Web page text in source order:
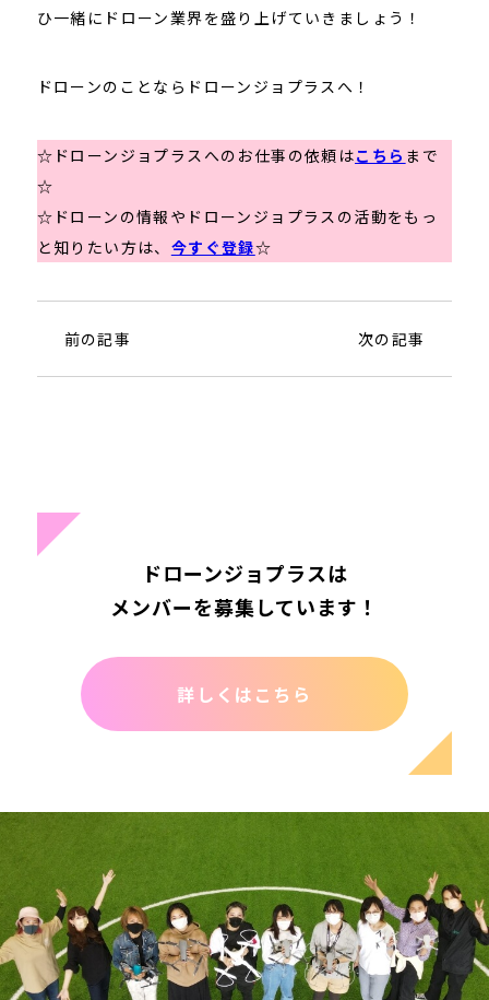
ひ一緒にドローン業界を盛り上げていきましょう！
ドローンのことならドローンジョプラスへ！
☆ドローンジョプラスへのお仕事の依頼はこちら まで
☆
☆ドローンの情報やドローンジョプラスの活動をもっ
と知りたい方は、 今すぐ登録☆
前の記事 次の記事
ドローンジョプラスは
メンバーを募集しています！
詳しくはこちら